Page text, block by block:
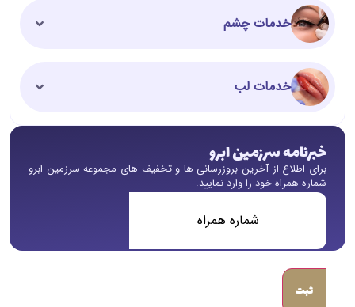
خدمات چشم
خدمات لب
خبرنامه سرزمین ابرو
برای اطلاع از آخرین بروزرسانی ها و تخفیف های مجموعه سرزمین ابرو
شماره همراه خود را وارد نمایید.
شماره
(ضروری)